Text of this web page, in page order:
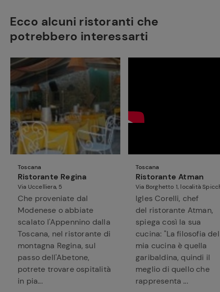
Ecco alcuni ristoranti che
potrebbero interessarti
Toscana
Ristorante Regina
Via Uccelliera, 5
Che proveniate dal
Modenese o abbiate
scalato l'Appennino dalla
Toscana, nel ristorante di
montagna Regina, sul
passo dell'Abetone,
potrete trovare ospitalità
in pia...
Toscana
Ristorante Atman
Via Borghetto 1, località
Igles Corelli, chef
del ristorante Atman,
spiega così la sua
cucina: "La filosofia
mia cucina è quella
garibaldina, quindi il
meglio di quello che
rappresenta ...